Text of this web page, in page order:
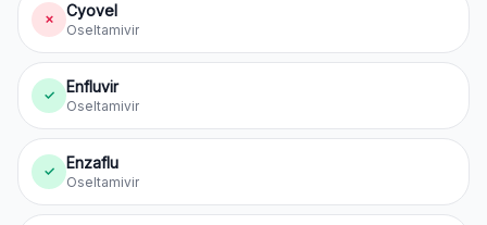
✗ Cyovel
Oseltamivir
✓ Enfluvir
Oseltamivir
✓ Enzaflu
Oseltamivir